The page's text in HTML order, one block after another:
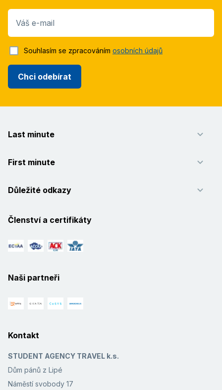
Váš e-mail
Chci odebírat
Souhlasím se zpracováním osobních údajů
Last minute
First minute
Důležité odkazy
Členství a certifikáty
Naši partneři
Kontakt
STUDENT AGENCY TRAVEL k.s.
Dům pánů z Lipé
Náměstí svobody 17